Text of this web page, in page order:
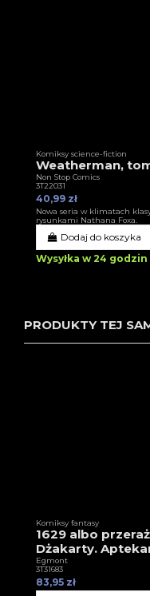
Komiksy science-fiction
Weatherman,
Non Stop Comics
3T22031
40,99 zł
Nowa seria w klimatach
rysunkami Nathana Foxa.
Dodaj do koszyka
Wysyłka w 24 godzin
PRODUKTY TEJ
Komiksy fantasy
1629 albo
Dżakarty.
Egmont
3T31683
83,95 zł